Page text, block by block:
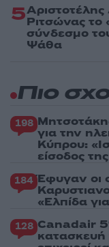
5Ριτσώνας το
σύνδεσμο
Ψάθα
Πιο
198
για την
Κύπρου:
είσοδος
184 Έφυγαν οι
«Ελπίδα
128 Canadair